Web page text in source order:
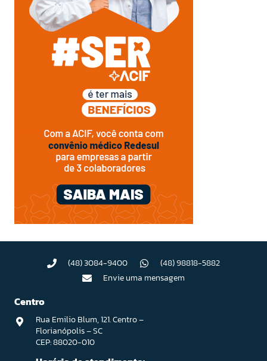
(48) 3084-9400
(48) 98818-5882
Envie uma mensagem
Centro
Rua Emilio Blum, 121. Centro –
Florianópolis – SC
CEP: 88020-010